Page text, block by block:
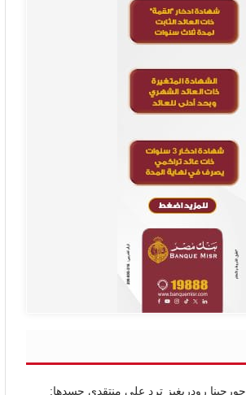
جورجينا رودريغيز ترد على منتقدي جسدها: